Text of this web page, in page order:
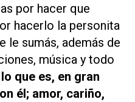
por hacer que
hacerlo la personita
le sumás, además de
música y todo
que es, en gran
él; amor, cariño,